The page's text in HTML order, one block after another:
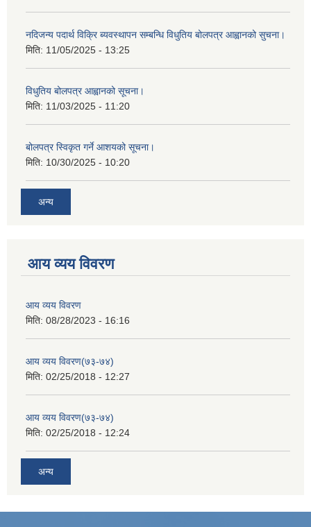
नदिजन्य पदार्थ विक्रि ब्यवस्थापन सम्बन्धि विधुतिय बोलपत्र आह्वानको सुचना।
मिति: 11/05/2025 - 13:25
विधुतिय बोलपत्र आह्वानको सूचना।
मिति: 11/03/2025 - 11:20
बोलपत्र स्विकृत गर्ने आशयको सूचना।
मिति: 10/30/2025 - 10:20
अन्य
आय व्यय विवरण
आय व्यय विवरण
मिति: 08/28/2023 - 16:16
आय व्यय विवरण(७३-७४)
मिति: 02/25/2018 - 12:27
आय व्यय विवरण(७३-७४)
मिति: 02/25/2018 - 12:24
अन्य